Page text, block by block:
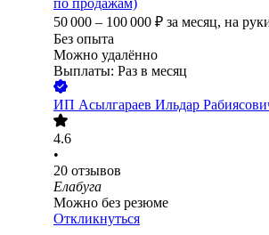
по продажам)
50 000 – 100 000 ₽ за месяц, на
Без опыта
Можно удалённо
Выплаты: Раз в месяц
ИП Асылгараев Ильдар
4.6
•
20 отзывов
Елабуга
Можно без резюме
Откликнуться